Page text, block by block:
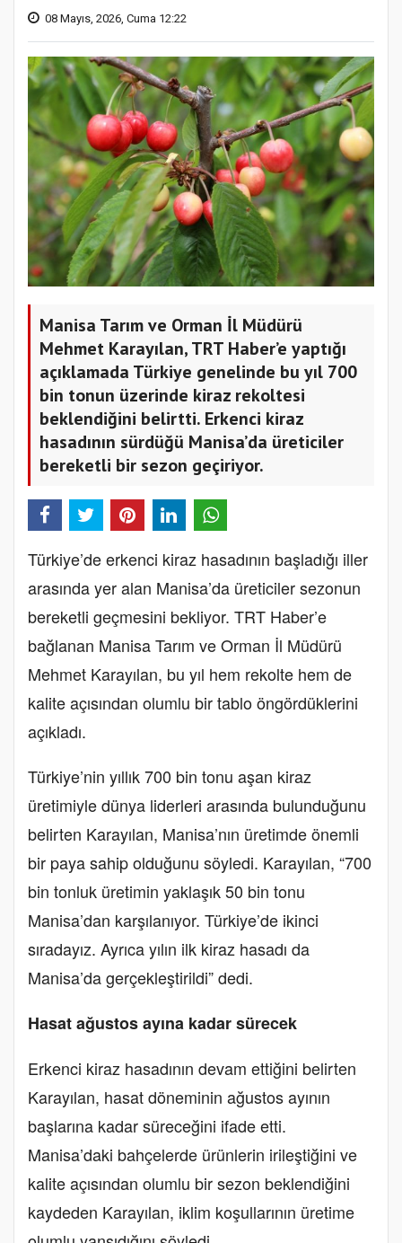
08 Mayıs, 2026, Cuma 12:22
Manisa Tarım ve Orman İl Müdürü
Mehmet Karayılan, TRT Haber’e yaptığı
açıklamada Türkiye genelinde bu yıl 700
bin tonun üzerinde kiraz rekoltesi
beklendiğini belirtti. Erkenci kiraz
hasadının sürdüğü Manisa’da üreticiler
bereketli bir sezon geçiriyor.
Türkiye’de erkenci kiraz hasadının başladığı iller
arasında yer alan Manisa’da üreticiler sezonun
bereketli geçmesini bekliyor. TRT Haber’e
bağlanan Manisa Tarım ve Orman İl Müdürü
Mehmet Karayılan, bu yıl hem rekolte hem de
kalite açısından olumlu bir tablo öngördüklerini
açıkladı.
Türkiye’nin yıllık 700 bin tonu aşan kiraz
üretimiyle dünya liderleri arasında bulunduğunu
belirten Karayılan, Manisa’nın üretimde önemli
bir paya sahip olduğunu söyledi. Karayılan, “700
bin tonluk üretimin yaklaşık 50 bin tonu
Manisa’dan karşılanıyor. Türkiye’de ikinci
sıradayız. Ayrıca yılın ilk kiraz hasadı da
Manisa’da gerçekleştirildi” dedi.
Hasat ağustos ayına kadar sürecek
Erkenci kiraz hasadının devam ettiğini belirten
Karayılan, hasat döneminin ağustos ayının
başlarına kadar süreceğini ifade etti.
Manisa’daki bahçelerde ürünlerin irileştiğini ve
kalite açısından olumlu bir sezon beklendiğini
kaydeden Karayılan, iklim koşullarının üretime